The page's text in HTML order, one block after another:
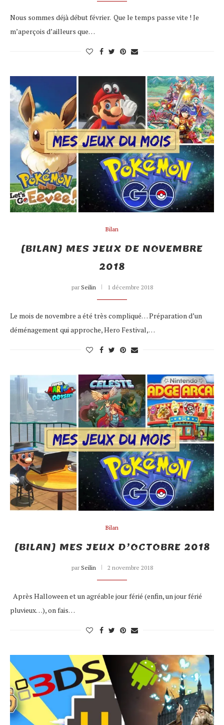
Nous sommes déjà début février. Que le temps passe vite ! Je
m’aperçois d’ailleurs que…
Bilan
[BILAN] MES JEUX DE NOVEMBRE
2018
par Seilin 1 décembre 2018
Le mois de novembre a été très compliqué… Préparation d’un
déménagement qui approche, Hero Festival,…
Bilan
[BILAN] MES JEUX D’OCTOBRE 2018
par Seilin 2 novembre 2018
Après Halloween et un agréable jour férié (enfin, un jour férié
pluvieux…), on fais…